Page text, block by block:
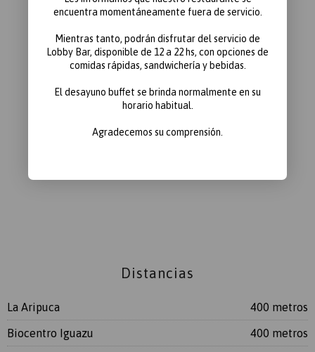
Distancias
La Aripuca 400 metros
Biocentro Iguazu 400 metros
encuentra momentáneamente fuera de servicio.
Mientras tanto, podrán disfrutar del servicio de
Lobby Bar, disponible de 12 a 22 hs, con opciones de
comidas rápidas, sandwichería y bebidas.
El desayuno buffet se brinda normalmente en su
horario habitual.
Agradecemos su comprensión.